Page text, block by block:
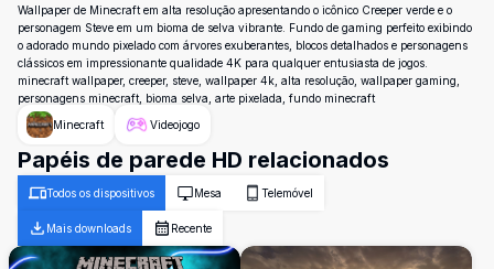
Wallpaper de Minecraft em alta resolução apresentando o icônico Creeper verde e o
personagem Steve em um bioma de selva vibrante. Fundo de gaming perfeito exibindo
o adorado mundo pixelado com árvores exuberantes, blocos detalhados e personagens
clássicos em impressionante qualidade 4K para qualquer entusiasta de jogos.
minecraft wallpaper, creeper, steve, wallpaper 4k, alta resolução, wallpaper gaming,
personagens minecraft, bioma selva, arte pixelada, fundo minecraft
Minecraft
Videojogo
Papéis de parede HD relacionados
Todos os dispositivos Mesa Telemóvel
Mais downloads Recente